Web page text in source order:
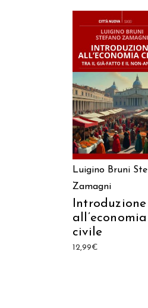
AGGIUNGI AL
Luigino Bruni
Zamagni
Introduzione
all’economia
civile
12,99€